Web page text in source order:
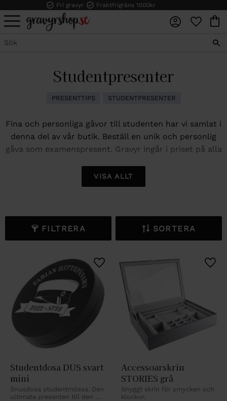
Meny
Fri gravyr Fraktfrigräns 1000kr
Studentpresenter
PRESENTTIPS STUDENTPRESENTER
Fina och personliga gåvor till studenten har vi samlat i
denna del av vår butik. Beställ en unik och personlig
gåva som examenspresent. Gravyr ingår i priset på alla
VISA ALLT
FILTRERA SORTERA
Studentdosa DUS svart
mini
Snusdosa studentmössa. Den
ultimata presenten till den
Lägg till i favoriter
Accessoarskrin
STORIES grå
Snyggt skrin för smycken och
klockor.